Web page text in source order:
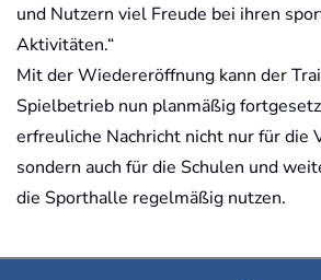
und Nutzern viel Freude bei ihren
Aktivitäten.“
Mit der Wiedereröffnung kann der
Spielbetrieb nun planmäßig
erfreuliche Nachricht nicht nur für die
sondern auch für die Schulen und
die Sporthalle regelmäßig nutzen.